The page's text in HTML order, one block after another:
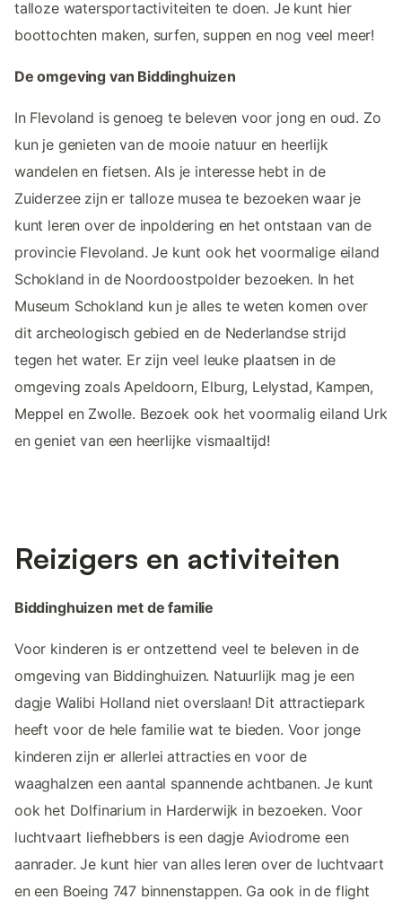
talloze watersportactiviteiten te doen. Je kunt hier
boottochten maken, surfen, suppen en nog veel meer!
De omgeving van Biddinghuizen
In Flevoland is genoeg te beleven voor jong en oud. Zo
kun je genieten van de mooie natuur en heerlijk
wandelen en fietsen. Als je interesse hebt in de
Zuiderzee zijn er talloze musea te bezoeken waar je
kunt leren over de inpoldering en het ontstaan van de
provincie Flevoland. Je kunt ook het voormalige eiland
Schokland in de Noordoostpolder bezoeken. In het
Museum Schokland kun je alles te weten komen over
dit archeologisch gebied en de Nederlandse strijd
tegen het water. Er zijn veel leuke plaatsen in de
omgeving zoals Apeldoorn, Elburg, Lelystad, Kampen,
Meppel en Zwolle. Bezoek ook het voormalig eiland Urk
en geniet van een heerlijke vismaaltijd!
Reizigers en activiteiten
Biddinghuizen met de familie
Voor kinderen is er ontzettend veel te beleven in de
omgeving van Biddinghuizen. Natuurlijk mag je een
dagje Walibi Holland niet overslaan! Dit attractiepark
heeft voor de hele familie wat te bieden. Voor jonge
kinderen zijn er allerlei attracties en voor de
waaghalzen een aantal spannende achtbanen. Je kunt
ook het Dolfinarium in Harderwijk in bezoeken. Voor
luchtvaart liefhebbers is een dagje Aviodrome een
aanrader. Je kunt hier van alles leren over de luchtvaart
en een Boeing 747 binnenstappen. Ga ook in de flight